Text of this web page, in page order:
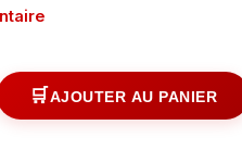
AJOUTER AU PANIER